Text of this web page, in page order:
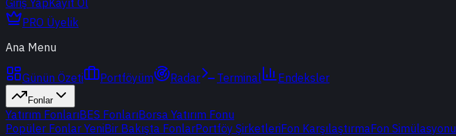
Giriş YapKayıt Ol
PRO Üyelik
Ana Menu
Günün Özeti Portföyüm Radar Terminal Endeksler
Fonlar
Yatırım FonlarıBES FonlarıBorsa Yatırım Fonu
Popüler Fonlar YeniBir Bakışta FonlarPortföy ŞirketleriFon KarşılaştırmaFon Simülasyonu